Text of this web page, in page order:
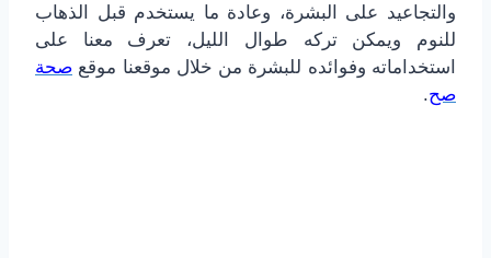
والتجاعيد على البشرة، وعادة ما يستخدم قبل الذهاب
للنوم ويمكن تركه طوال الليل، تعرف معنا على
استخداماته وفوائده للبشرة من خلال موقعنا موقع صحة
صح.